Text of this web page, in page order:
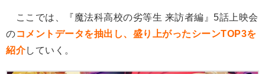
ここでは、『魔法科高校の劣等生 来訪者編』5話上映会
のコメントデータを抽出し、盛り上がったシーンTOP3を
紹介していく。